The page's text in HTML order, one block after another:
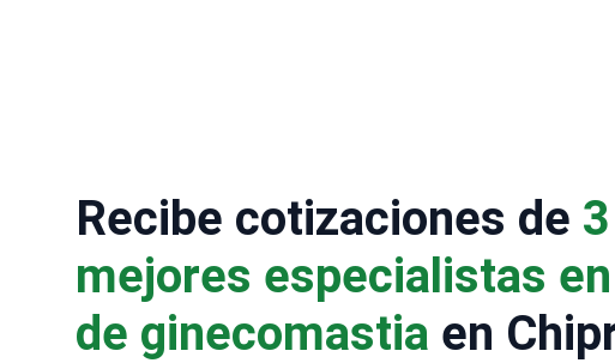
Recibe cotizaciones de
mejores especialistas
de ginecomastia en